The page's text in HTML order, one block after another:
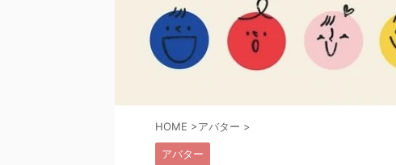
HOME >アバター >
アバター